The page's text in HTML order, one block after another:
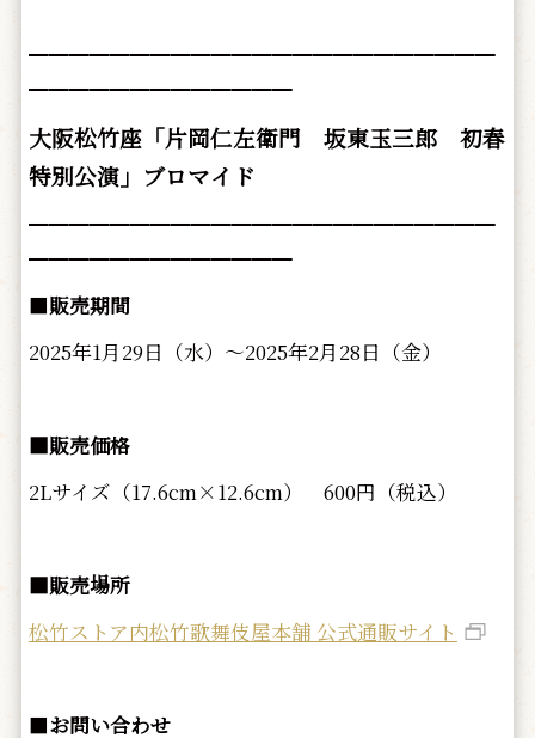
━━━━━━━━━━━━━━━━━━━━━━━
━━━━━━━━━━━━━
大阪松竹座「片岡仁左衛門 坂東玉三郎 初春
特別公演」ブロマイド
━━━━━━━━━━━━━━━━━━━━━━━
━━━━━━━━━━━━━
■販売期間
2025年1月29日（水）～2025年2月28日（金）
■販売価格
2Lサイズ（17.6cm×12.6cm） 600円（税込）
■販売場所
松竹ストア内松竹歌舞伎屋本舗 公式通販サイト
■お問い合わせ